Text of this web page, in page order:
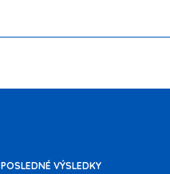
POSLEDNÉ VÝSLEDKY